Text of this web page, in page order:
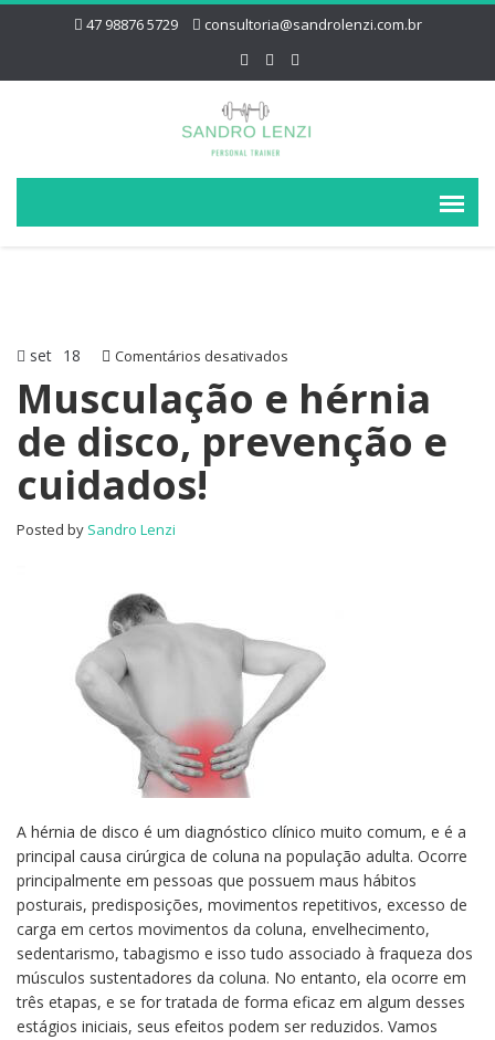
47 98876 5729 consultoria@sandrolenzi.com.br
set 18 Comentários desativados
de
Musculação e hérnia
de disco, prevenção e
cuidados!
Posted by Sandro Lenzi
A hérnia de disco é um diagnóstico clínico muito comum, e é a
principal causa cirúrgica de coluna na população adulta. Ocorre
principalmente em pessoas que possuem maus hábitos
posturais, predisposições, movimentos repetitivos, excesso de
carga em certos movimentos da coluna, envelhecimento,
sedentarismo, tabagismo e isso tudo associado à fraqueza dos
músculos sustentadores da coluna. No entanto, ela ocorre em
três etapas, e se for tratada de forma eficaz em algum desses
estágios iniciais, seus efeitos podem ser reduzidos. Vamos